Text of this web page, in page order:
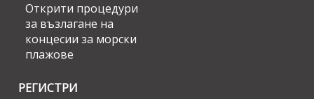
Открити процедури
за възлагане на
концесии за морски
плажове
РЕГИСТРИ